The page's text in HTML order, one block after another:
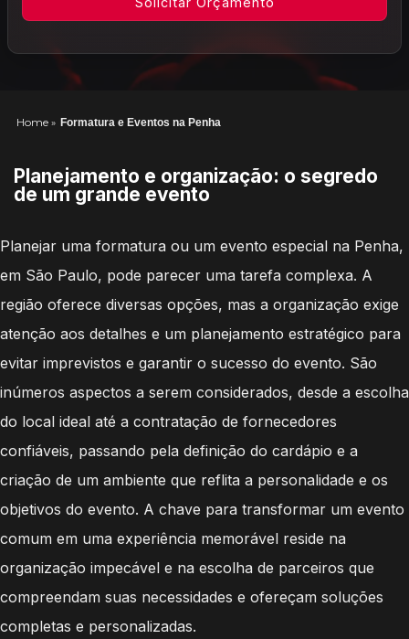
Home » Formatura e Eventos na Penha
Planejamento e organização: o segredo
de um grande evento
Planejar uma formatura ou um evento especial na Penha,
em São Paulo, pode parecer uma tarefa complexa. A
região oferece diversas opções, mas a organização exige
atenção aos detalhes e um planejamento estratégico para
evitar imprevistos e garantir o sucesso do evento. São
inúmeros aspectos a serem considerados, desde a escolha
do local ideal até a contratação de fornecedores
confiáveis, passando pela definição do cardápio e a
criação de um ambiente que reflita a personalidade e os
objetivos do evento. A chave para transformar um evento
comum em uma experiência memorável reside na
organização impecável e na escolha de parceiros que
compreendam suas necessidades e ofereçam soluções
completas e personalizadas.